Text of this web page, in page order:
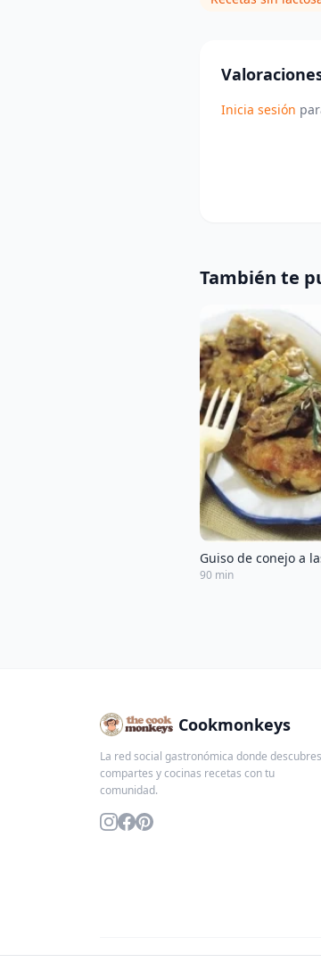
Inicia sesión
También te
Guiso de conejo a
90 min
Cookmonkeys
La red social gastronómica donde
compartes y cocinas recetas con tu
comunidad.